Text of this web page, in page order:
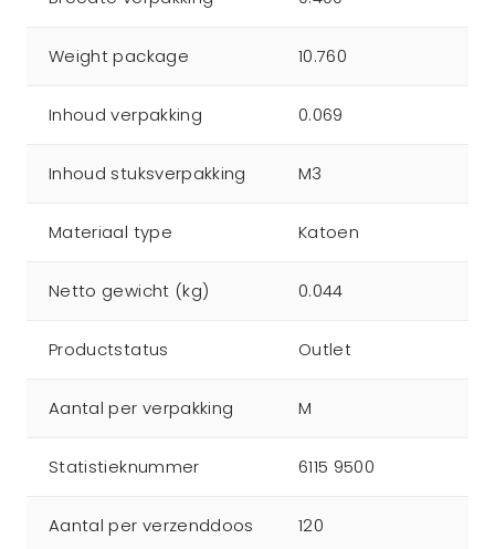
Weight package 10.760
Inhoud verpakking 0.069
Inhoud stuksverpakking M3
Materiaal type Katoen
Netto gewicht (kg) 0.044
Productstatus Outlet
Aantal per verpakking M
Statistieknummer 6115 9500
Aantal per verzenddoos 120